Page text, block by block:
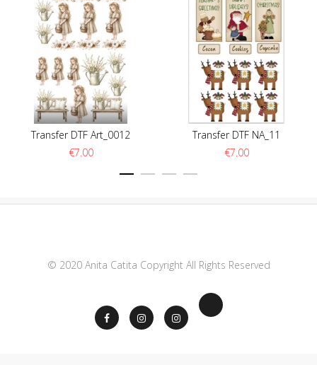
Transfer DTF Art_0012
€7.00
Transfer DTF NA_11
€7.00
© 2020 Anita Catita Copyright All Rights Reserved